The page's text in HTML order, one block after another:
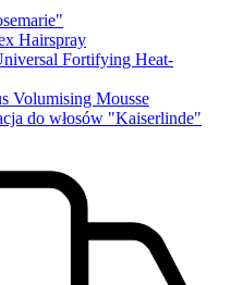
Hairspray
Fortifying Heat-
Volumising Mousse
do włosów "Kaiserlinde"